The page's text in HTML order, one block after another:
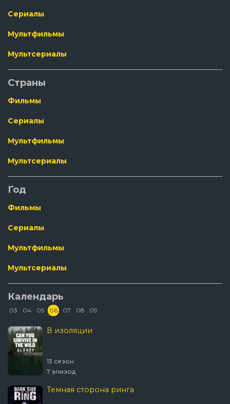
Сериалы
Мультфильмы
Мультсериалы
Страны
Фильмы
Сериалы
Мультфильмы
Мультсериалы
Год
Фильмы
Сериалы
Мультфильмы
Мультсериалы
Календарь
03 04 05 06 07 08 09
В изоляции
13 сезон
7 эпизод
Темная сторона ринга